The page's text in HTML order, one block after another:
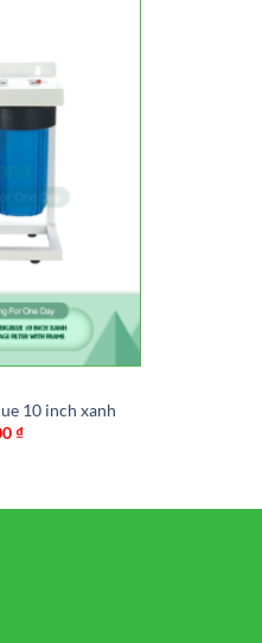
10 inch xanh
₫